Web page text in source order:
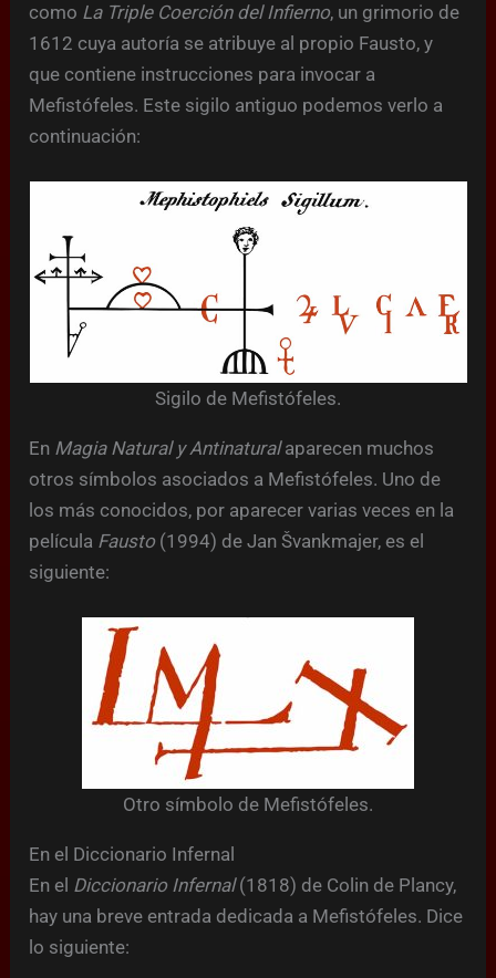
como La Triple Coerción del Infierno, un grimorio de
1612 cuya autoría se atribuye al propio Fausto, y
que contiene instrucciones para invocar a
Mefistófeles. Este sigilo antiguo podemos verlo a
continuación:
Sigilo de Mefistófeles.
En Magia Natural y Antinaturalaparecen muchos
otros símbolos asociados a Mefistófeles. Uno de
los más conocidos, por aparecer varias veces en la
película Fausto (1994) de Jan Švankmajer, es el
siguiente:
Otro símbolo de Mefistófeles.
En el Diccionario Infernal
En el Diccionario Infernal(1818) de Colin de Plancy,
hay una breve entrada dedicada a Mefistófeles. Dice
lo siguiente: